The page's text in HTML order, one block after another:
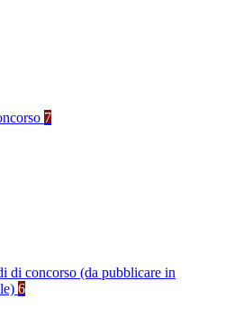
7
di concorso (da pubblicare in
6